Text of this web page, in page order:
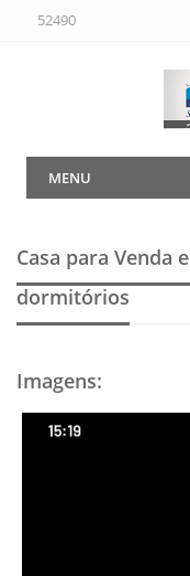
52490
MENU
Casa para Venda
dormitórios
Imagens: